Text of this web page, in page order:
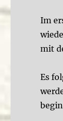
Im
mit
Es